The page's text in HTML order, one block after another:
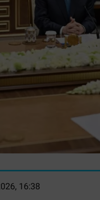
16:38